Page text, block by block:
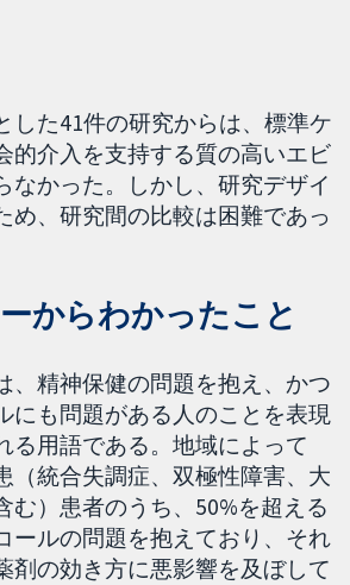
した41件の研究からは、標準ケ
的介入を支持する質の高いエビ
なかった。しかし、研究デザイ
め、研究間の比較は困難であっ
からわかったこと
、精神保健の問題を抱え、かつ
にも問題がある人のことを表現
る用語である。地域によって
（統合失調症、双極性障害、大
む）患者のうち、50%を超える
ールの問題を抱えており、それ
剤の効き方に悪影響を及ぼして